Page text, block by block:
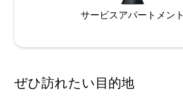
サービスアパートメント
ぜひ訪⁠れ⁠た⁠い目⁠的⁠地